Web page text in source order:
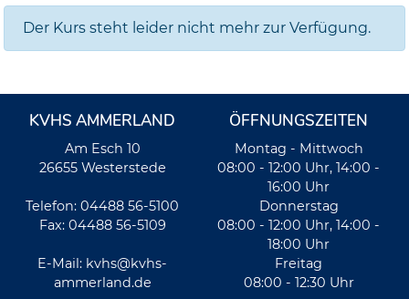
Der Kurs steht leider nicht mehr zur Verfügung.
KVHS AMMERLAND
Am Esch 10
26655 Westerstede
Telefon: 04488 56-5100
Fax: 04488 56-5109
E-Mail: kvhs@kvhs-
ammerland.de
ÖFFNUNGSZEITEN
Montag - Mittwoch
08:00 - 12:00 Uhr, 14:00 -
16:00 Uhr
Donnerstag
08:00 - 12:00 Uhr, 14:00 -
18:00 Uhr
Freitag
08:00 - 12:30 Uhr